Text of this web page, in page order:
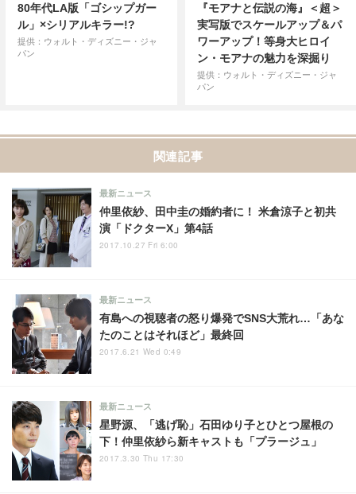
80年代LA版「ゴシップガー
ル」×シリアルキラー!?
提供：ウォルト・ディズニー・ジャ
パン
『モアナと伝説の海』＜超＞
実写版でスケールアップ＆パ
ワーアップ！等身大ヒロイ
ン・モアナの魅力を深掘り
提供：ウォルト・ディズニー・ジャ
パン
関連記事
仲里依紗、田中圭の婚約者に！ 米倉涼子と初共
演「ドクターX」第4話
最新ニュース
2017.10.27 Fri 6:00
有島への視聴者の怒り爆発でSNS大荒れ…「あな
たのことはそれほど」最終回
最新ニュース
2017.6.21 Wed 0:49
星野源、「逃げ恥」石田ゆり子とひとつ屋根の
下！仲里依紗ら新キャストも「プラージュ」
最新ニュース
2017.3.30 Thu 17:30